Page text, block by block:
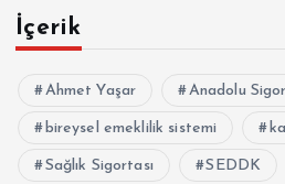
İçerik
Ahmet Yaşar Anadolu
bireysel emeklilik sistemi
Sağlık Sigortası SEDDK